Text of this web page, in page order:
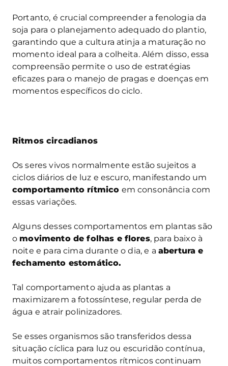
Portanto, é crucial compreender a fenologia da
soja para o planejamento adequado do plantio,
garantindo que a cultura atinja a maturação no
momento ideal para a colheita. Além disso, essa
compreensão permite o uso de estratégias
eficazes para o manejo de pragas e doenças em
momentos específicos do ciclo.
Ritmos circadianos
Os seres vivos normalmente estão sujeitos a
ciclos diários de luz e escuro, manifestando um
comportamento rítmico em consonância com
essas variações.
Alguns desses comportamentos em plantas são
o movimento de folhas e flores, para baixo à
noite e para cima durante o dia, e a abertura e
fechamento estomático.
Tal comportamento ajuda as plantas a
maximizarem a fotossíntese, regular perda de
água e atrair polinizadores.
Se esses organismos são transferidos dessa
situação cíclica para luz ou escuridão contínua,
muitos comportamentos rítmicos continuam